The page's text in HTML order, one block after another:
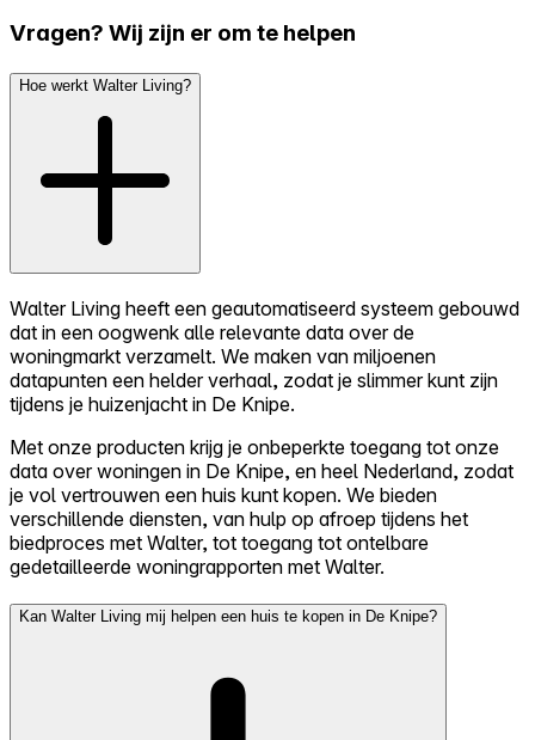
Vragen? Wij zijn er om te helpen
Hoe werkt Walter Living?
Walter Living heeft een geautomatiseerd systeem gebouwd
dat in een oogwenk alle relevante data over de
woningmarkt verzamelt. We maken van miljoenen
datapunten een helder verhaal, zodat je slimmer kunt zijn
tijdens je huizenjacht in De Knipe.
Met onze producten krijg je onbeperkte toegang tot onze
data over woningen in De Knipe, en heel Nederland, zodat
je vol vertrouwen een huis kunt kopen. We bieden
verschillende diensten, van hulp op afroep tijdens het
biedproces met Walter, tot toegang tot ontelbare
gedetailleerde woningrapporten met Walter.
Kan Walter Living mij helpen een huis te kopen in De Knipe?